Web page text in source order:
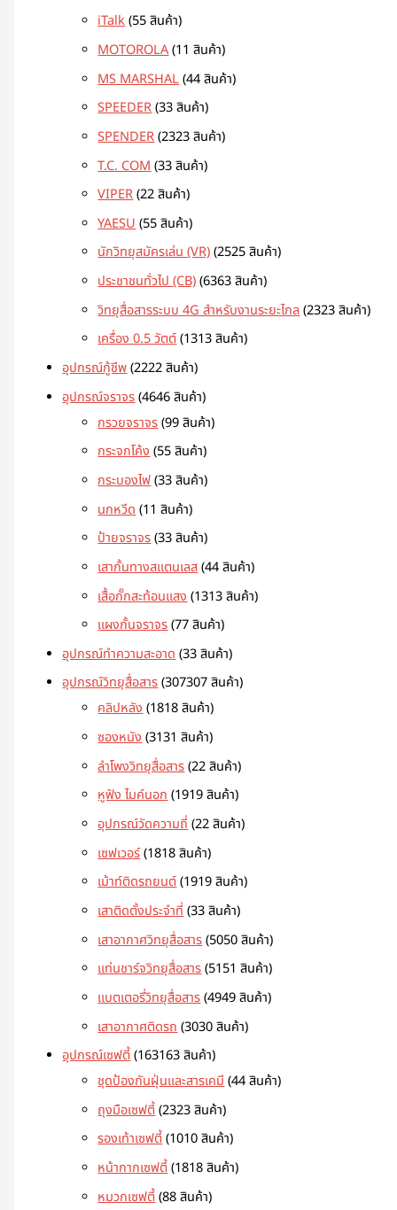
iTalk 55 สินค้า
MOTOROLA 11 สินค้า
MS MARSHAL 44 สินค้า
SPEEDER 33 สินค้า
SPENDER 2323 สินค้า
T.C. COM 33 สินค้า
VIPER 22 สินค้า
YAESU 55 สินค้า
นักวิทยุสมัครเล่น (VR) 2525 สินค้า
ประชาชนทั่วไป (CB) 6363 สินค้า
วิทยุสื่อสารระบบ 4G สำหรับงานระยะไกล 2323 สินค้า
เครื่อง 0.5 วัตต์ 1313 สินค้า
อุปกรณ์กู้ชีพ 2222 สินค้า
อุปกรณ์จราจร 4646 สินค้า
กรวยจราจร 99 สินค้า
กระจกโค้ง 55 สินค้า
กระบองไฟ 33 สินค้า
นกหวีด 11 สินค้า
ป้ายจราจร 33 สินค้า
เสากั้นทางสแตนเลส 44 สินค้า
เสื้อกั๊กสะท้อนแสง 1313 สินค้า
แผงกั้นจราจร 77 สินค้า
อุปกรณ์ทำความสะอาด 33 สินค้า
อุปกรณ์วิทยุสื่อสาร 307307 สินค้า
คลิปหลัง 1818 สินค้า
ซองหนัง 3131 สินค้า
ลำโพงวิทยุสื่อสาร 22 สินค้า
หูฟัง ไมค์นอก 1919 สินค้า
อุปกรณ์วัดความถี่ 22 สินค้า
เซฟเวอร์ 1818 สินค้า
เม้าท์ติดรถยนต์ 1919 สินค้า
เสาติดตั้งประจำที่ 33 สินค้า
เสาอากาศวิทยุสื่อสาร 5050 สินค้า
แท่นชาร์จวิทยุสื่อสาร 5151 สินค้า
แบตเตอรี่วิทยุสื่อสาร 4949 สินค้า
เสาอากาศติดรถ 3030 สินค้า
อุปกรณ์เซฟตี้ 163163 สินค้า
ชุดป้องกันฝุ่นและสารเคมี 44 สินค้า
ถุงมือเซฟตี้ 2323 สินค้า
รองเท้าเซฟตี้ 1010 สินค้า
หน้ากากเซฟตี้ 1818 สินค้า
หมวกเซฟตี้ 88 สินค้า